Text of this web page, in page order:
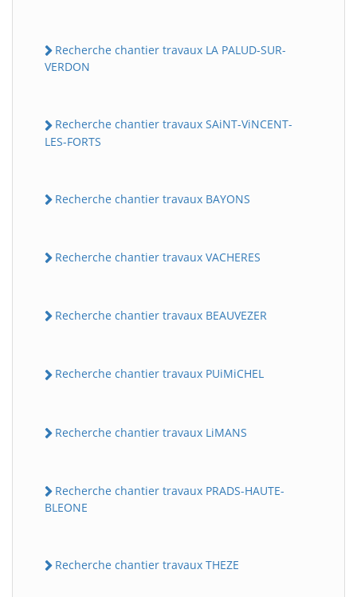
Recherche chantier travaux LA PALUD-SUR-
VERDON
Recherche chantier travaux SAiNT-ViNCENT-
LES-FORTS
Recherche chantier travaux BAYONS
Recherche chantier travaux VACHERES
Recherche chantier travaux BEAUVEZER
Recherche chantier travaux PUiMiCHEL
Recherche chantier travaux LiMANS
Recherche chantier travaux PRADS-HAUTE-
BLEONE
Recherche chantier travaux THEZE
B BatiWebPro